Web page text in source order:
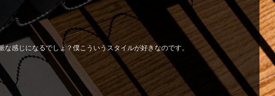
感じになるでしょ？僕こういうスタイルが好きなのです。